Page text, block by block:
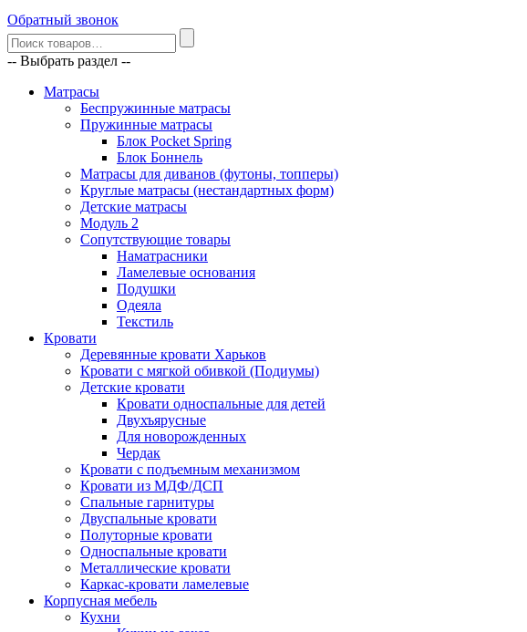
Обратный звонок
-- Выбрать раздел --
Матрасы
Беспружинные матрасы
Пружинные матрасы
Блок Pocket Spring
Блок Боннель
Матрасы для диванов (футоны, топперы)
Круглые матрасы (нестандартных форм)
Детские матрасы
Модуль 2
Сопутствующие товары
Наматрасники
Ламелевые основания
Подушки
Одеяла
Текстиль
Кровати
Деревянные кровати Харьков
Кровати с мягкой обивкой (Подиумы)
Детские кровати
Кровати односпальные для детей
Двухъярусные
Для новорожденных
Чердак
Кровати с подъемным механизмом
Кровати из МДФ/ДСП
Спальные гарнитуры
Двуспальные кровати
Полуторные кровати
Односпальные кровати
Металлические кровати
Каркас-кровати ламелевые
Корпусная мебель
Кухни